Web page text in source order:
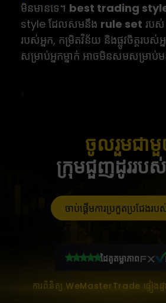
មិនមានទេ។ best trading
style ដែលសមនឹង rule set រប
របស់អ្នក, កម្រិតវិន័យ និងផ្លូវចិត្តរប
សម្រាប់អ្នកម្នាក់ អាចមិនសមសម្រាប់
ចូលរួមជា
ក្រុមជួញដូររប
ចាប់ផ្តើមការប្រកួតប្រជែងរប
ដៃគូតម្លាភាព
ការពិនិត្យ WeMasterTrade ផ្ទៀង